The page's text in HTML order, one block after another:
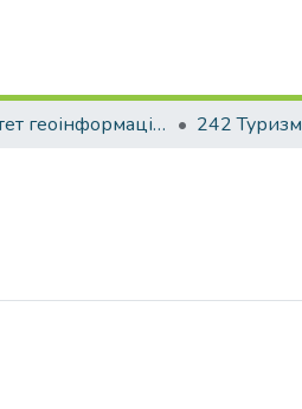
Факультет геоінформаційних систем та управління територіями 242 Туризм